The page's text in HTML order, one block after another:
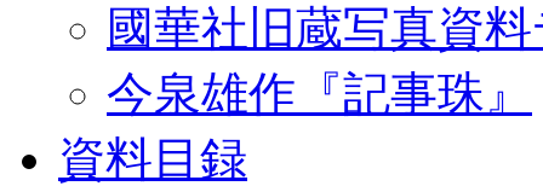
國華社旧蔵写真資
今泉雄作『記事珠』
資料目録